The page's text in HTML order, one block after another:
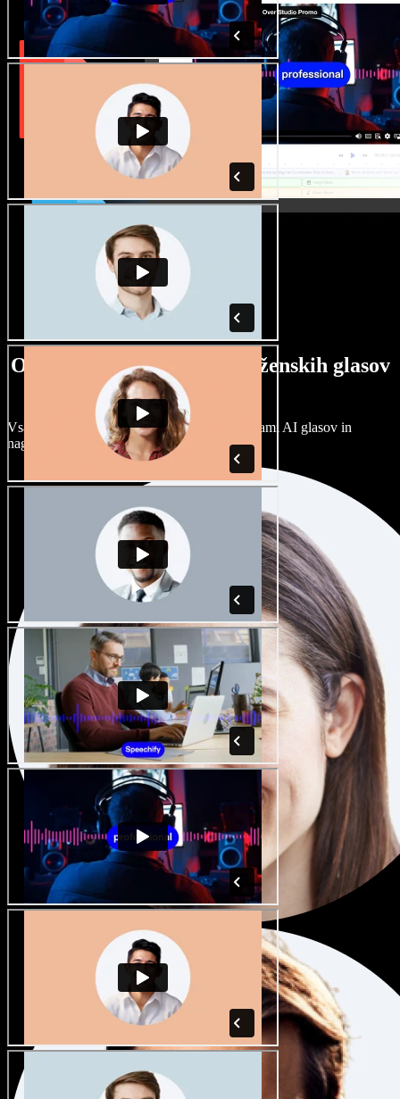
Ogromna izbira moških in ženskih glasov
ter naglasov
Vsak projekt je unikaten. Izbirajte med stotinami AI glasov in
naglasov ter jih prilagodite po svoje.